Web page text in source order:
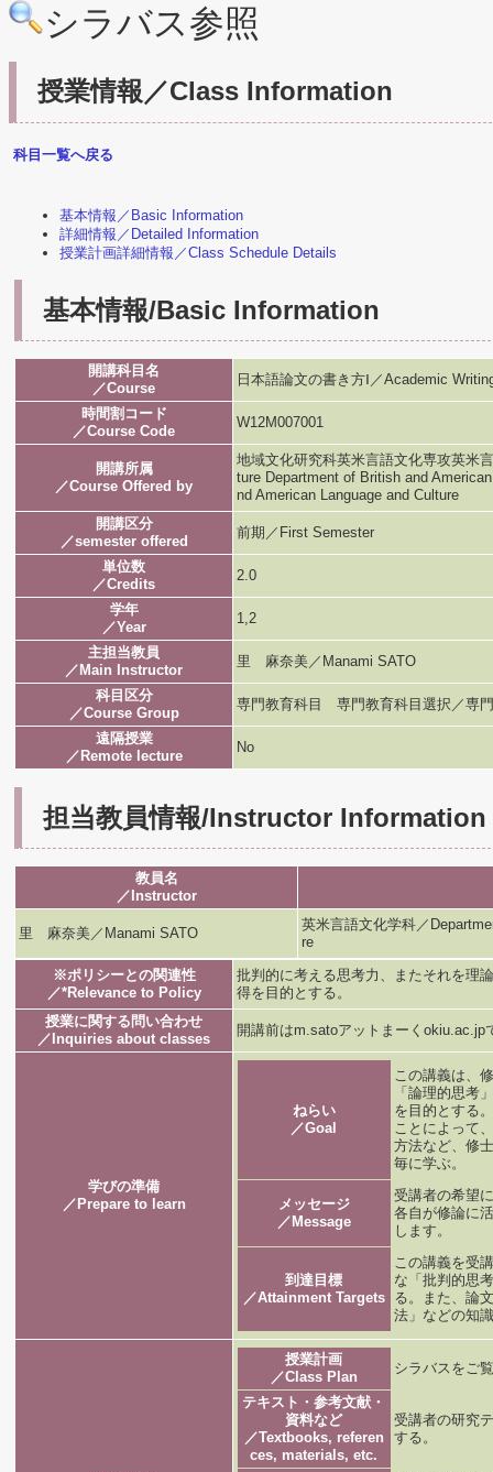
シラバス参照
授業情報／Class Information
科目一覧へ戻る
基本情報／Basic Information
詳細情報／Detailed Information
授業計画詳細情報／Class Schedule Details
基本情報/Basic Information
開講科目名
／Course
日本語論文の書き方Ⅰ／Academic
時間割コード
／Course Code
W12M007001
開講所属
／Course Offered by
地域文化研究科英米言語文化専攻英米
ture Department of British and
nd American Language and Culture
開講区分
／semester offered
前期／First Semester
単位数
／Credits
2.0
学年
／Year
1,2
主担当教員
／Main Instructor
里 麻奈美／Manami SATO
科目区分
／Course Group
専門教育科目 専門教育科目選択／専
遠隔授業
／Remote lecture
No
担当教員情報/Instructor Information
教員名
／Instructor
里 麻奈美／Manami SATO
英米言語文化学科／
re
※ポリシーとの関連性
／*Relevance to Policy
批判的に考える思考力、またそれを理
得を目的とする。
授業に関する問い合わせ
／Inquiries about classes
開講前はm.satoアットまーくokiu.ac.jp
学びの準備
／Prepare to learn
ねらい
／Goal
この講義は、
「論理的思考
を目的とする
ことによって
方法など、修
毎に学ぶ。
メッセージ
／Message
受講者の希望
各自が修論に
します。
到達目標
／Attainment Targets
この講義を受
な「批判的思
る。また、論
法」などの知
授業計画
／Class Plan
シラバスをご
テキスト・参考文献・
資料など
／Textbooks, referen
ces, materials, etc.
受講者の研究
する。